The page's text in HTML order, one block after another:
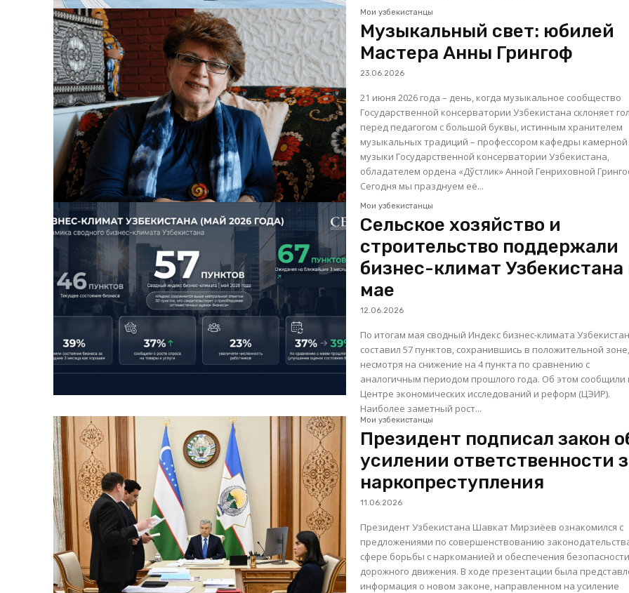
Мои узбекистанцы
Музыкальный свет: юбилей
Мастера Анны Грингоф
23.06.2026
21 июня 2026 года – день, когда музыкальное сообщество
Государственной консерватории Узбекистана склоняет
перед педагогом с большой буквы, истинным хранителем
музыкальных традиций – профессором кафедры камерной
музыки Государственной консерватории Узбекистана,
обладателем ордена «Дўстлик» Анной Генриховной
Сегодня мы празднуем её...
Мои узбекистанцы
Сельское хозяйство и
строительство поддержали
бизнес-климат Узбекистана
мае
12.06.2026
По итогам мая сводный Индекс бизнес-климата
составил 57 пунктов, сохранившись в положительной зоне,
несмотря на снижение на 4 пункта по сравнению с
аналогичным периодом прошлого года. Об этом сообщили
Центре экономических исследований и реформ (ЦЭИР).
Наиболее заметный рост...
Мои узбекистанцы
Президент подписал закон
усилении ответственности
наркопреступления
11.06.2026
Президент Узбекистана Шавкат Мирзиёев ознакомился с
предложениями по совершенствованию
сфере борьбы с наркоманией и обеспечения безопасности
дорожного движения. В ходе презентации была представлена
информация о новом законе, направленном на усиление